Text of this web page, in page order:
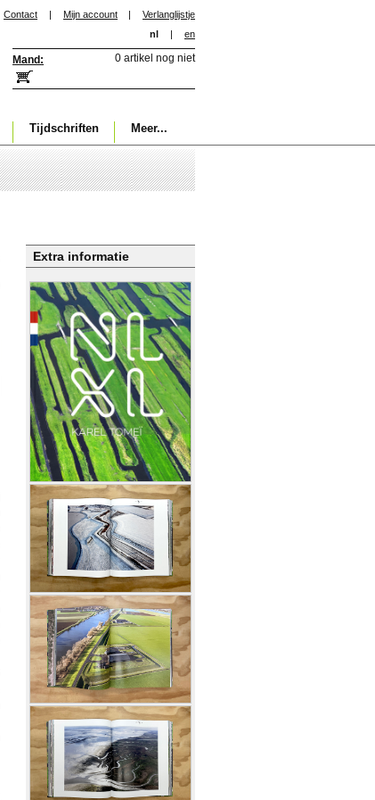
Contact | Mijn account |
Verlanglijstje
nl
| en
Mand: 0 artikel nog niet
Tijdschriften Meer...
Extra informatie